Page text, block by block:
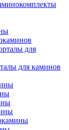
для
для каминов